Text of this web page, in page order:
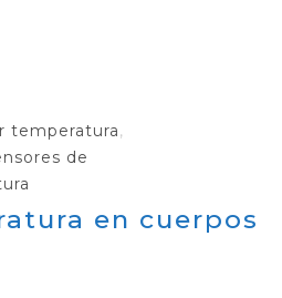
temperatura,
de
en cuerpos